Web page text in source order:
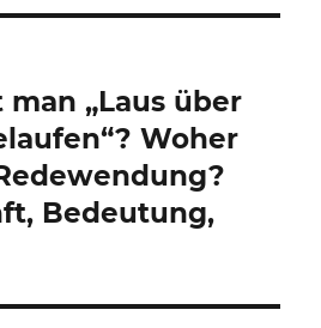
„Laus über
Woher
Bedeutung,